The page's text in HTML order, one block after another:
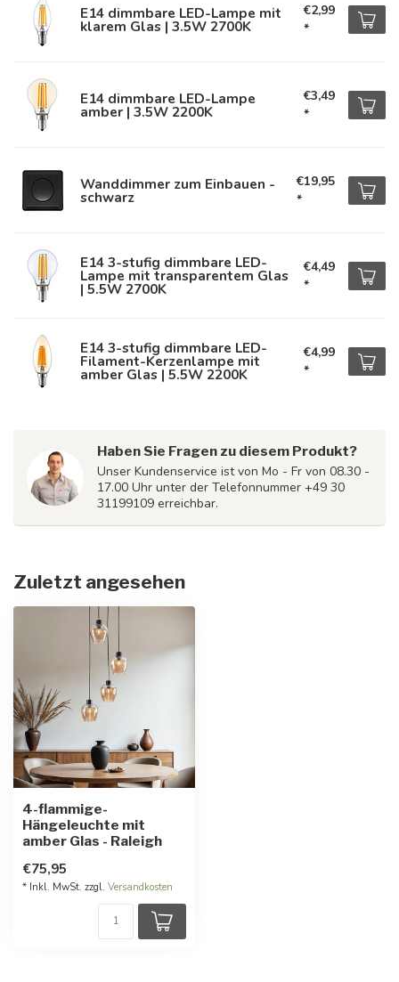
E14 dimmbare LED-Lampe mit
klarem Glas | 3.5W 2700K
€2,99
*
E14 dimmbare LED-Lampe
amber | 3.5W 2200K
€3,49
*
Wanddimmer zum Einbauen -
schwarz
€19,95
*
E14 3-stufig dimmbare LED-
Lampe mit transparentem Glas
| 5.5W 2700K
€4,49
*
E14 3-stufig dimmbare LED-
Filament-Kerzenlampe mit
amber Glas | 5.5W 2200K
€4,99
*
Haben Sie Fragen zu diesem Produkt?
Unser Kundenservice ist von Mo - Fr von 08.30 -
17.00 Uhr unter der Telefonnummer +49 30
31199109 erreichbar.
Zuletzt angesehen
4-flammige-
Hängeleuchte mit
amber Glas - Raleigh
€75,95
* Inkl. MwSt. zzgl. Versandkosten